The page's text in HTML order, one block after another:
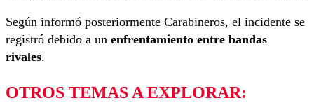
Según informó posteriormente Carabineros, el incidente se
registró debido a un enfrentamiento entre bandas
rivales.
OTROS TEMAS A EXPLORAR: